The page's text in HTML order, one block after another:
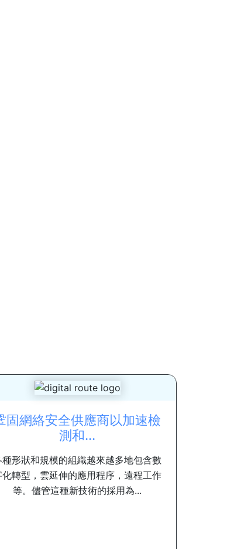
固網絡安全供應商以加速檢
測和...
種形狀和規模的組織越來越多地包含數
化轉型，雲延伸的應用程序，遠程工作
等。儘管這種新技術的採用為...